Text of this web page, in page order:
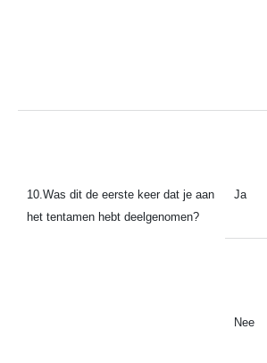
10.Was dit de eerste keer dat je aan
het tentamen hebt deelgenomen?
Ja
Nee